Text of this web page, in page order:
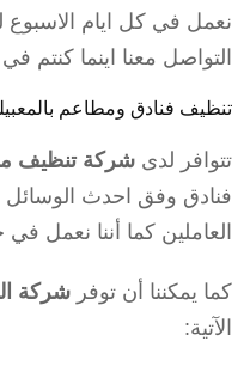
نعمل في كل ايام الاسبوع
التواصل معنا اينما كنتم
تنظيف فنادق ومطاعم
تتوافر لدى شركة تنظيف
فنادق وفق احدث الوسائل
العاملين كما أننا نعمل
كما يمكننا أن توفر شركة
الآتية: